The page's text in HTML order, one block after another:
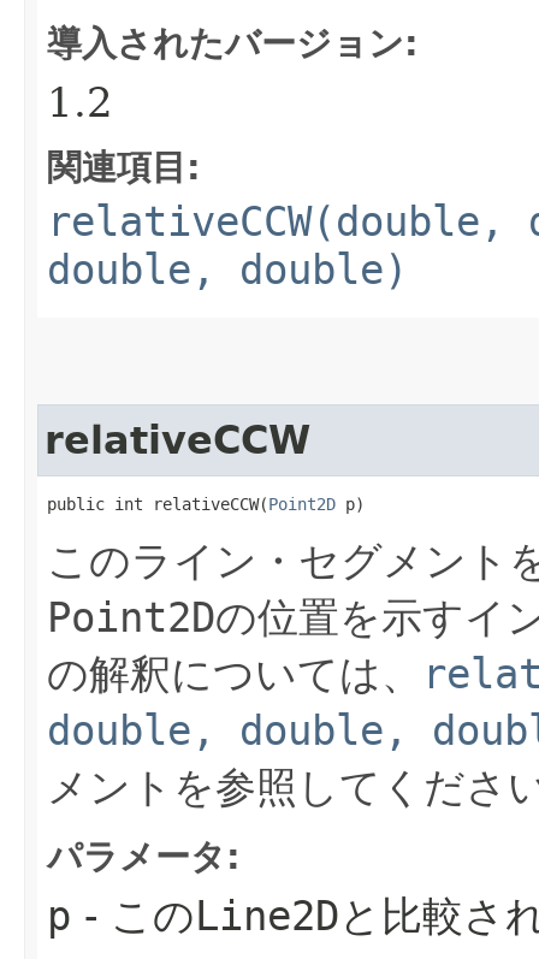
導入されたバージョン:
1.2
関連項目:
double, double)
relativeCCW
public int relativeCCW​(Point2D p)
このライン・セグメント
Point2Dの位置を示すイ
の解釈については、
double, double,
メントを参照してくださ
パラメータ:
p - このLine2Dと比較さ